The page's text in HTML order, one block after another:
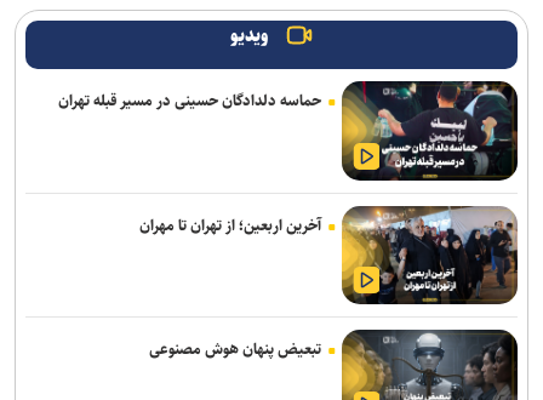
پیام هشدار مقاومت یمن به ریاض
حاج‌علی‌اکبری: تحرکات سازمان‌یافته‌ای برای ترویج برهنگی انجام می‌شود
قدردانی از حضور حماسی ملت مبعوث شده در راهپیمایی اربعین
ترامپ با تهدید افشاگران، بحران مهمات آمریکا را انکار کرد
رسانه عبری: از آغاز جنگ غزه دست‌کم ۹ هزار نظامی صهیونیست زخمی
شده‌اند
جلسات صحن علنی مجلس هفته آینده برگزار می‌شود
بیانیۀ خانواده شهید لاریجانی دربارۀ گمانه‌زنی‌های رسانه‌ای
ویدیو
حماسه دلدادگان حسینی در مسیر قبله تهران
آخرین اربعین؛ از تهران تا مهران
تبعیض پنهان هوش مصنوعی